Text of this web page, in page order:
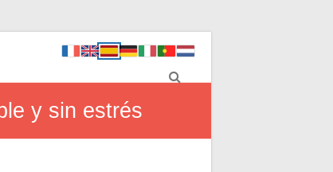
y sin estrés